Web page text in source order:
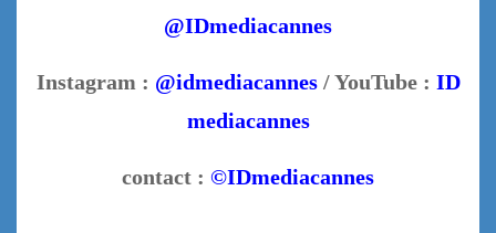
@IDmediacannes
Instagram : @idmediacannes/ YouTube : ID
mediacannes
contact : ©IDmediacannes